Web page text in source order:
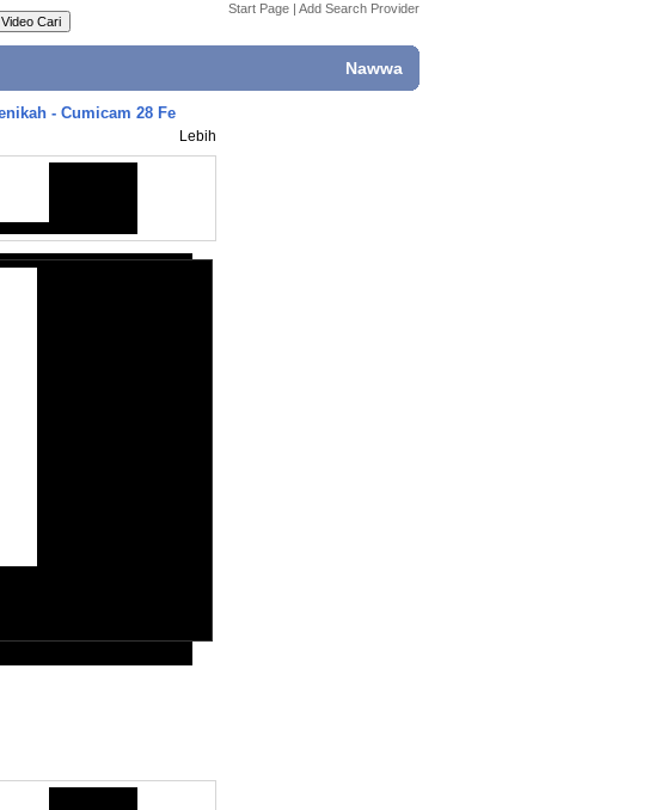
Start Page | Add Search Provider
Nawwa
- Cumicam 28 Fe
Lebih